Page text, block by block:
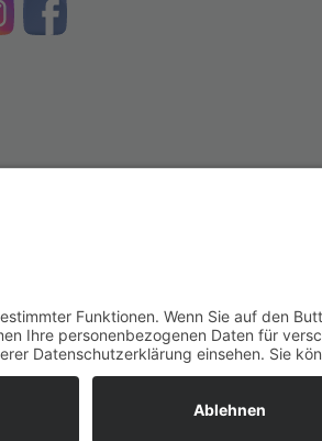
Saatgut, Zuchtmittel und
Shop.